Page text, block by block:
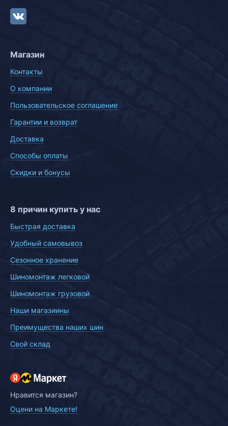
Магазин
Контакты
О компании
Пользовательское соглашение
Гарантии и возврат
Доставка
Способы оплаты
Скидки и бонусы
8 причин купить у нас
Быстрая доставка
Удобный самовывоз
Сезонное хранение
Шиномонтаж легковой
Шиномонтаж грузовой
Наши магазиины
Преимущества наших шин
Свой склад
Нравится магазин?
Оцени на Маркете!